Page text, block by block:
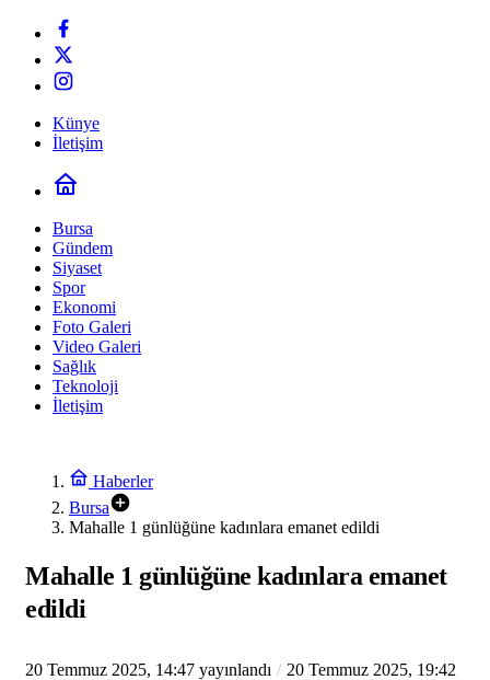
Künye
İletişim
Bursa
Gündem
Siyaset
Spor
Ekonomi
Foto Galeri
Video Galeri
Sağlık
Teknoloji
İletişim
Haberler
Bursa
Mahalle 1 günlüğüne kadınlara emanet edildi
Mahalle 1 günlüğüne kadınlara emanet
edildi
20 Temmuz 2025, 14:47 yayınlandı
20 Temmuz 2025, 19:42